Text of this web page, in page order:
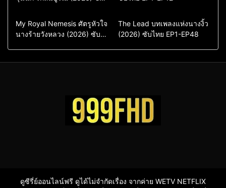
ซีรี่ย์เกาหลีพากย์ไทย
ซีรี่ย์เกาหลีซับไทย
Comedy
Drama
Sci-Fi & Fantasy
My Royal Nemesis ศัตรูหัวใจ
นางร้ายวังหลวง (2026) ซับ
Drama
ซีรี่ย์จีน
ซีรี่ย์จีนซับไทย
The Lead บทเพลงแห่งนางงิ้ว
(2026) ซับไทย EP1-EP48
ดูซีรี่ย์ออนไลน์ฟรี ดูได้ไม่จำกัดเรื่อง จากค่าย WETV NETFLIX